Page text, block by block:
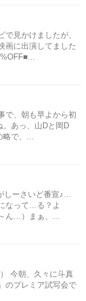
見かけましたが、
画に出演してました
で、朝も早よから初
。あっ、山Dと岡D
で、...
しーさいど番宣♪…
なって…る？よ
ん…）まぁ、...
今朝、久々に斗真
のプレミア試写会で